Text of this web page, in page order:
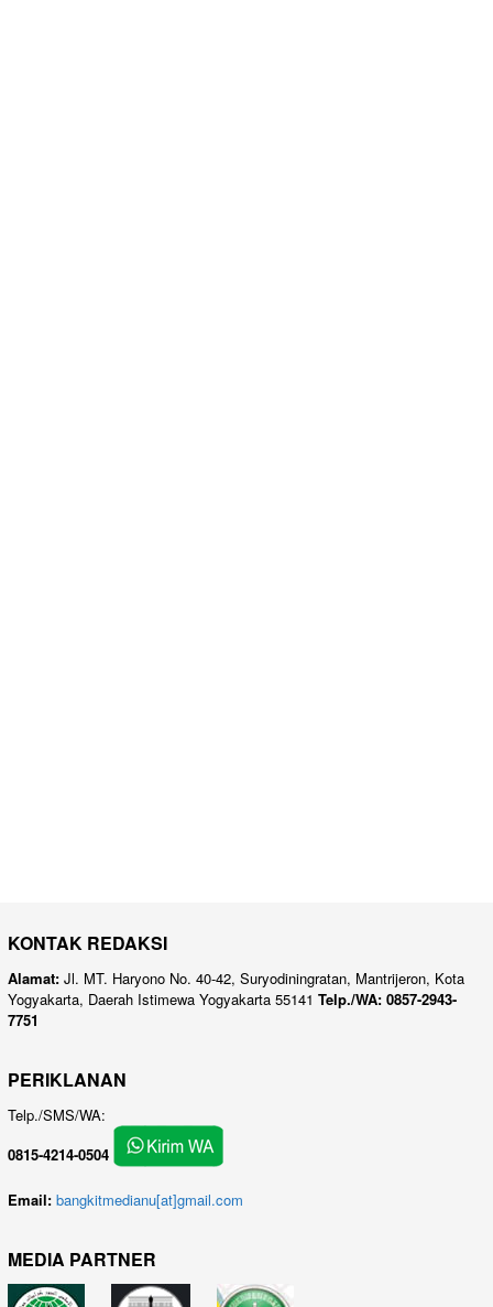
KONTAK REDAKSI
Alamat: Jl. MT. Haryono No. 40-42, Suryodiningratan, Mantrijeron, Kota
Yogyakarta, Daerah Istimewa Yogyakarta 55141 Telp./WA: 0857-2943-
7751
PERIKLANAN
Telp./SMS/WA:
0815-4214-0504
Email: bangkitmedianu[at]gmail.com
MEDIA PARTNER